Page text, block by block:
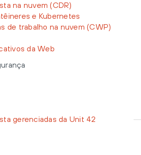
na nuvem (CDR)
e Kubernetes
de trabalho na nuvem (CWP)
da Web
gerenciadas da Unit 42